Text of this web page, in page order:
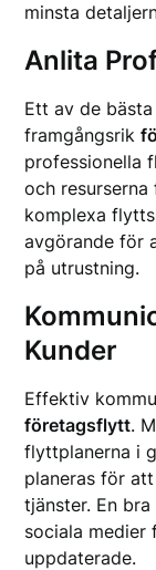
minsta
Anlita
Ett av de
framgångsrik
professionella
och
komplexa
avgörande för
på utrustning.
Kunder
Effektiv
företagsflytt.
flyttplanerna i
planeras för
tjänster. En
sociala medier
uppdaterade.